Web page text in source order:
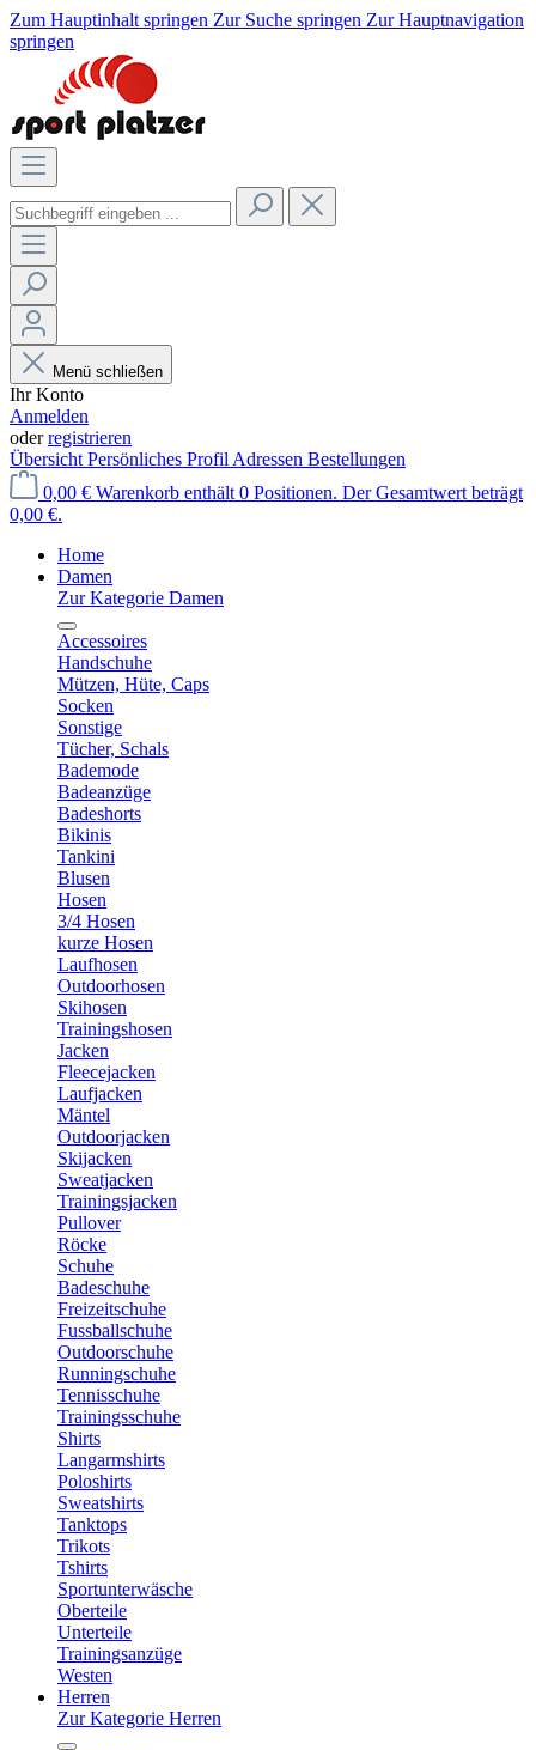
Zum Hauptinhalt springen Zur Suche springen Zur Hauptnavigation
springen
Menü schließen
Ihr Konto
Anmelden
oderregistrieren
Übersicht Persönliches Profil Adressen Bestellungen
0,00 € Warenkorb enthält 0 Positionen. Der Gesamtwert beträgt
0,00 €.
Home
Damen
Zur Kategorie Damen
Accessoires
Handschuhe
Mützen, Hüte, Caps
Socken
Sonstige
Tücher, Schals
Bademode
Badeanzüge
Badeshorts
Bikinis
Tankini
Blusen
Hosen
3/4 Hosen
kurze Hosen
Laufhosen
Outdoorhosen
Skihosen
Trainingshosen
Jacken
Fleecejacken
Laufjacken
Mäntel
Outdoorjacken
Skijacken
Sweatjacken
Trainingsjacken
Pullover
Röcke
Schuhe
Badeschuhe
Freizeitschuhe
Fussballschuhe
Outdoorschuhe
Runningschuhe
Tennisschuhe
Trainingsschuhe
Shirts
Langarmshirts
Poloshirts
Sweatshirts
Tanktops
Trikots
Tshirts
Sportunterwäsche
Oberteile
Unterteile
Trainingsanzüge
Westen
Herren
Zur Kategorie Herren